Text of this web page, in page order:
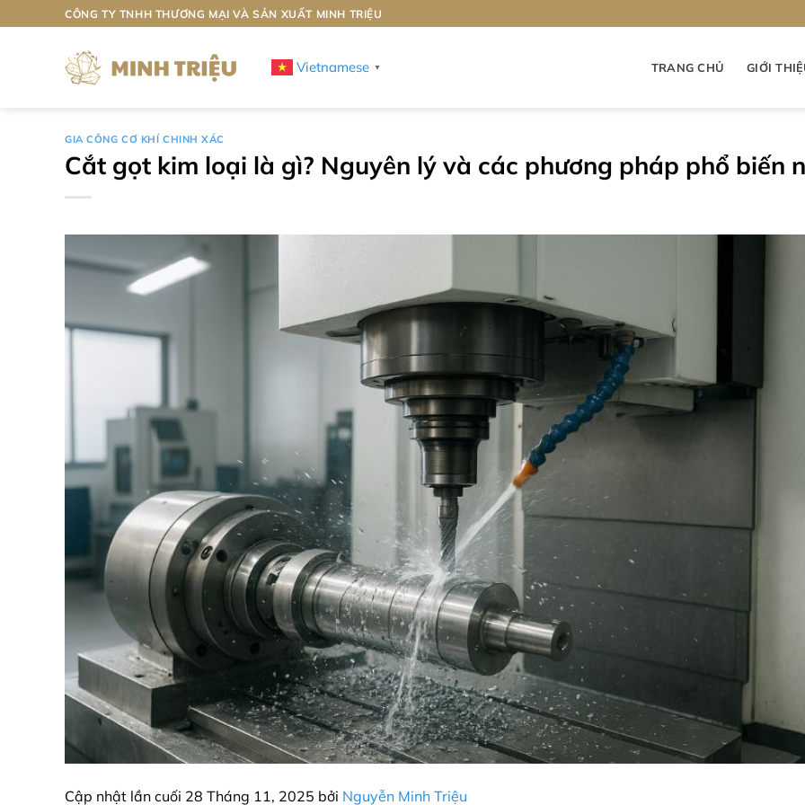
qua
CÔNG TY TNHH THƯƠNG MẠI VÀ SẢN XUẤT MINH TRIỆU
Vietnamese ▼ TRANG CHỦ GIỚI
GIA CÔNG CƠ KHÍ CHINH XÁC
Cắt gọt kim loại là gì? Nguyên lý và các phương pháp phổ biến
Cập nhật lần cuối 28 Tháng 11, 2025 bởi Nguyễn Minh Triệu